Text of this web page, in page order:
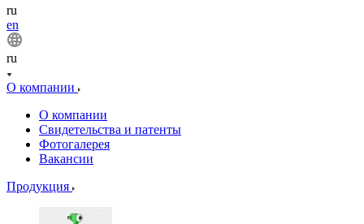
ru
en
ru
О компании
О компании
Свидетельства и патенты
Фотогалерея
Вакансии
Продукция